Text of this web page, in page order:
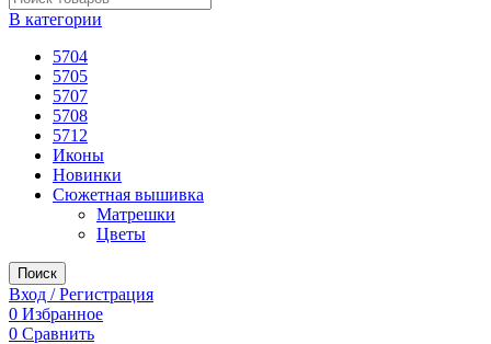
В категории
5704
5705
5707
5708
5712
Иконы
Новинки
Сюжетная вышивка
Матрешки
Цветы
Поиск
Вход / Регистрация
0 Избранное
0 Сравнить